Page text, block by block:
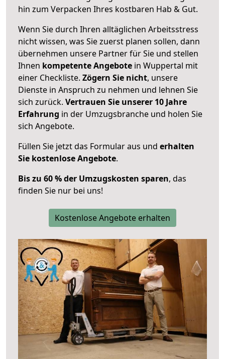
hin zum Verpacken Ihres kostbaren Hab & Gut.
Wenn Sie durch Ihren alltäglichen Arbeitsstress
nicht wissen, was Sie zuerst planen sollen, dann
übernehmen unsere Partner für Sie und stellen
Ihnen kompetente Angebote in Wuppertal mit
einer Checkliste. Zögern Sie nicht, unsere
Dienste in Anspruch zu nehmen und lehnen Sie
sich zurück. Vertrauen Sie unserer 10 Jahre
Erfahrung in der Umzugsbranche und holen Sie
sich Angebote.
Füllen Sie jetzt das Formular aus und erhalten
Sie kostenlose Angebote.
Bis zu 60 % der Umzugskosten sparen, das
finden Sie nur bei uns!
Kostenlose Angebote erhalten